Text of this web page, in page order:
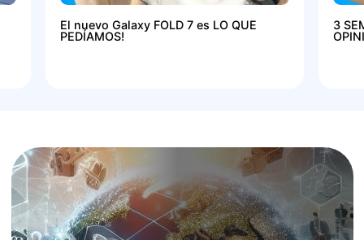
El nuevo Galaxy FOLD 7 es LO QUE
PEDÍAMOS!
3